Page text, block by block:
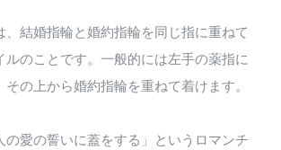
、結婚指輪と婚約指輪を同じ指に重ねて
ルのことです。一般的には左手の薬指に
の上から婚約指輪を重ねて着けます。
の愛の誓いに蓋をする」というロマンチ